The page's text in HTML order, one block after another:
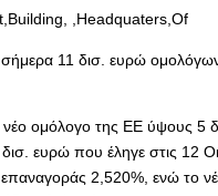
11 δισ. ευρώ
ομόλογο της ΕΕ ύψους 5
ευρώ που έληγε στις 12
2,520%, ενώ το